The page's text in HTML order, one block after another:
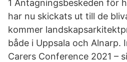
1 Antagningsbeskeden för
har nu skickats ut till de
kommer
både i Uppsala och Alnarp.
Carers Conference 2021 –